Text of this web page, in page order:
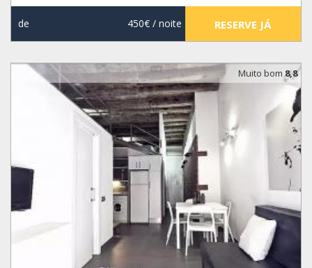
de 450€/ noite RESERVE JÁ
Muito bom8,8